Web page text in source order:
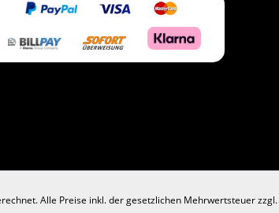
Alle Preise inkl. der gesetzlichen Mehrwertsteuer zzgl.